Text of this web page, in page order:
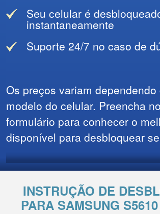
Seu celular é
instantaneamente
Suporte 24/7 no caso de
Os preços variam
modelo do celular. Preencha
formulário para conhecer o
disponível para desbloquear
INSTRUÇÃO DE
PARA SAMSUNG